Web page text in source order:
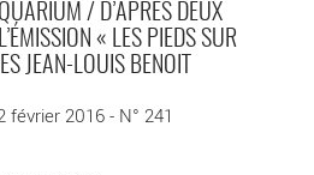
/ D’APRÈS DEUX
« LES PIEDS SUR
JEAN-LOUIS BENOIT
février 2016 - N° 241